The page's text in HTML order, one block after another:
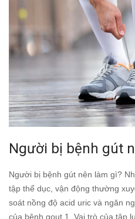
Người bị bệnh gút
Người bị bệnh gút nên làm gì?
tập thể dục, vận động thường
soát nồng độ acid uric và ngăn
của bệnh gout.1. Vai trò của tập